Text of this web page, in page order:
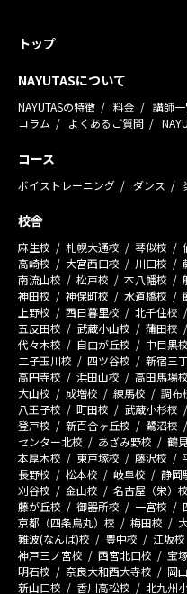
トップ
NAYUTASについて
NAYUTASの特徴 料金 講師
コラム
よくあるご質問
コース
ボイストレーニング ダンス
校舎
麻生校 札幌大通校 琴似校
高崎校
大宮西口校 川口校
南流山校
松戸校 本八幡校
神田校
神保町校 水道橋校
上野校
西日暮里校 北千住校
五反田校
武蔵小山校 蒲田校
代々木校
自由が丘校 中目黒校
二子玉川校
四ツ谷校 新宿三
高円寺校
浜田山校 高田馬場校
大山校
成増校 練馬校 調布
八王子校
町田校 武蔵小杉校
登戸校
新百合ヶ丘校 鷺沼校
センター北校
あざみ野校 鶴
本厚木校
東戸塚校 藤沢校
長野校
松本校 岐阜校 静岡
刈谷校
金山校 名古屋（栄）校
藤が丘校
御器所校 一宮校
京都（四条烏丸）校
梅田校
難波(なんば)校
豊中校 江坂校
神戸三ノ宮校
西宮北口校 宝
明石校
奈良大和西大寺校 岡
新山口校
香川高松校 北九州